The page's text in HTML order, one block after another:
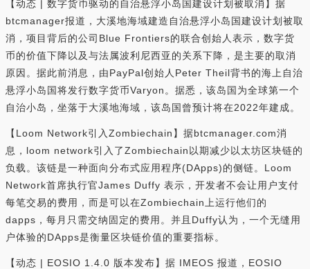
【动态 | 数字货币驱动的自治悬浮小岛国建设计划被取消】据
btcmanager报道，大溪地海域建造自治悬浮小岛国建设计划被取
消，项目背后的公司Blue Frontiers的联合创始人表示，数字货
币的价值下降以及与法属波利尼西亚的关系下降，是主要的取消
原因。据此前消息，由PayPal创始人Peter Theil背书的海上自治
悬浮小岛国将发行数字货币Varyon。据悉，该岛国为全球第一个
自治小岛，坐落于大溪地海域，该岛国曾预计将在2022年建成。
【Loom Network引入Zombiechain】据btcmanager.com消
息，loom network引入了Zombiechain以期减少以太坊区块链的
负载。该链是一种面向分布式应用程序(DApps)的侧链。Loom
Network首席执行官James Duffy 表示，开发者不会让用户支付
每笔交易的费用，而是可以在Zombiechain上运行他们的
dapps，每月只需交纳固定的费用。并且Duffy认为，一个无缝用
户体验的DApps是衡量区块链价值的重要指标。
【动态 | EOSIO 1.4.0 版本发布】据 IMEOS 报道，EOSIO